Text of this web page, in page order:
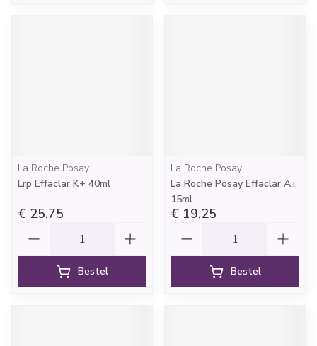
La Roche Posay
Lrp Effaclar K+ 40ml
€ 25,75
Bestel
La Roche Posay
La Roche Posay Effaclar A.i.
15ml
€ 19,25
Bestel